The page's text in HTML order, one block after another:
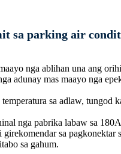
sa parking air
nga ablihan una ang
adunay mas maayo nga
sa adlaw,
nga pabrika labaw sa
sa
sa gahum.